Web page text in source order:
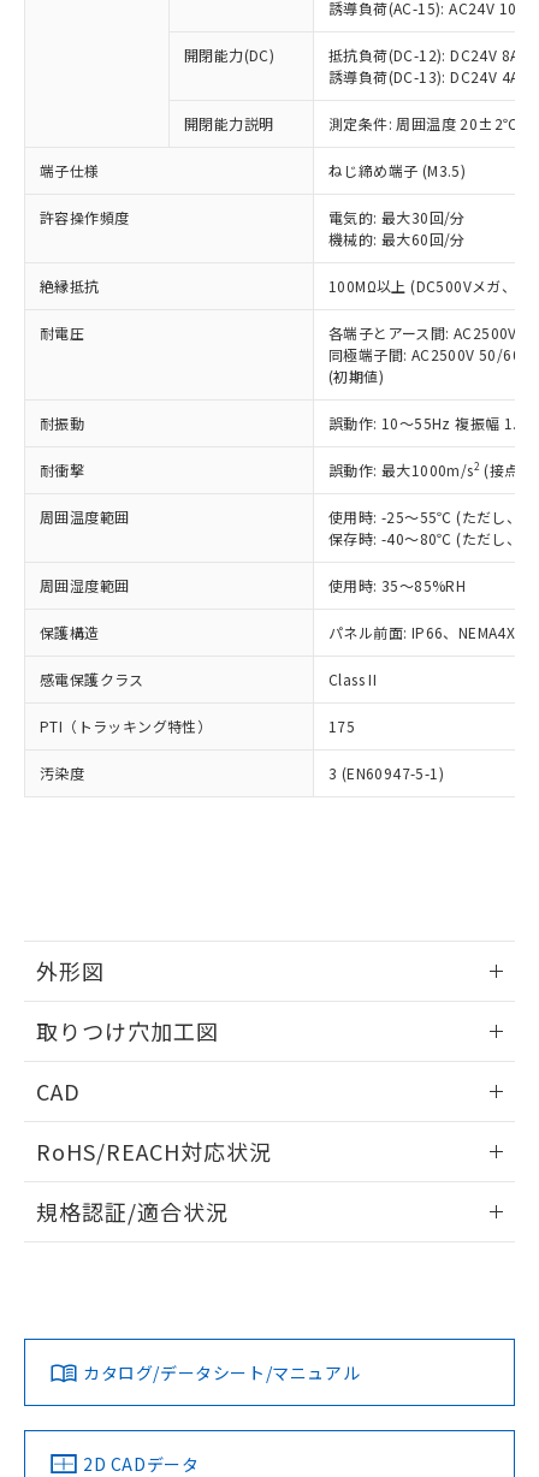
誘導負荷(AC-15): AC24V
開閉能力(DC)
抵抗負荷(DC-12): DC24V 8A/
誘導負荷(DC-13): DC24V 4A/
開閉能力説明 測定条件: 周囲温度 20±2℃、
端子仕様 ねじ締め端子 (M3.5)
許容操作頻度
電気的: 最大30回/分
機械的: 最大60回/分
絶縁抵抗 100MΩ以上 (DC500Vメガ、点
耐電圧
各端子とアース間: AC2500V
同極端子間: AC2500V 50/
(初期値)
耐振動 誤動作: 10～55Hz 複振幅
耐衝撃 誤動作: 最大1000m/s2 (接点
周囲温度範囲
使用時: -25～55℃ (ただし、氷
保存時: -40～80℃ (ただし、氷
周囲湿度範囲 使用時: 35～85%RH
保護構造 パネル前面: IP66、NEMA4X,
感電保護クラス Class II
PTI（トラッキング特性） 175
汚染度 3 (EN60947-5-1)
外形図
取りつけ穴加工図
CAD
ドすることができます。
ログイン/会員登録
ダウンロードデータをご利用いただく前に、以下を必ずお読
みください。
ソフトウェアの使用条件
RoHS/REACH対応状況
EU RoHS 注意事項・凡例
対応済み
中国 RoHS 注意事項・凡例
規格認証/適合状況
LR型式承認
（イギリス
船舶規格）
DNV型式承認
（ノルウェー
BV型式承認
（フランス
KR型式
（韓国
カタログ/データシート/マニュアル
2D CADデータ
本サービスの対象外となる商品もある
在庫状況および標準価格照会結果は、
記載している更新日時点での社内デー
タに基づき作成されるものであり、閲
覧された時点での実際の在庫および標
準価格とは異なる場合があることをご
正式な納期状況および標準価格はお客
様のお取引先、またはお客様担当のオ
ムロン制御機器販売店・当社販売員に
販売ネットワーク
」をご確認
在庫状況および標準価格結果を当社の
事前の承諾なく第三者に漏洩または開
示しないようお願いします。
マイパーツ機能（部品リスト作成サー
ビス）をご利用いただくには、I-Web
メンバーズにご登録されている必要が
登録された部品リストについて、当社
および当社の共同利用者が、当社の製
品・サービスに関するお客様との取
引・商談に必要な範囲で利用すること
※当社の共同利用者とは、"個人情報
の「1.共同利
用者の範囲」に記載されている法人を
指します。
いたものが、含有品と判明した場合などや
むを得ず変更することがあります。
鉛(Pb) 1000ppm以下、 水銀(Hg) 1000ppm以下、 カド
類(PBB) 1000ppm以下、ポリ臭化ジフェニルエーテル類
(PBDE) 1000ppm以下、フタル酸ビス(2-エチルヘキシ
ル) (DEHP)(別名：DOP) 1000ppm以下、フタル酸ブチ
ルベンジル（BBP） 1000ppm以下、フタル酸ジブチル
（DBP） 1000ppm以下、フタル酸ジイソブチル
但し、RoHS指令で産業用監視および制御機器に対する
図的な使用がないことを確認しています。
部品在庫の切り替え状況などにより、予定
月が前後することがあります。
※3 非含有証明書ダウンロード
下記の非含有証明書をダウンロードするこ
EU RoHS指令（10物質）の非含有証明書
51物質の非含有証明書（当社基準）
※本証明書は発行日時点で非含有を証明す
るもので、過去に遡って非含有を証明する
既に当社にて対応品への在庫切替を完了
していることから、特段のことがない限
基準値を超えていることを示します。
「－」：未確認です。当社販売部門へお問
*中国RoHS10物質の基準値 (GB/T26572)：
Pb(鉛) :1000ppm、 Hg(水銀) : 1000ppm、 Cd(カドミウ
ム) : 100ppm、
Cr(Ⅵ)(六価クロム) : 1000ppm、 PBBs(ポリ臭化ビフェ
ニル類) : 1000ppm、 PBDEs(ポリ臭化ジフェニルエーテ
ル類) : 1000ppm、
DBP(フタル酸ジブチル) : 1000ppm、 DIBP(フタル酸ジ
イソブチル) : 1000ppm、 BBP(フタル酸ブチルベンジ
DEHP(フタル酸ビス(2-エチルヘキシル)) : 1000ppm
準値以下であることを示します。
「10」：通常の使用状況下において有害物
質が外部に漏えいし、環境に深刻な影響を
及ぼさない年数を意味します。
「－」：未確認です。当社販売部門へお問
当社は、これら貴社製品のうち、外国
為替および外国貿易法に定める商品
（以下｢規制貨物等」という）を輸出
国政府の輸出許可(または役務取引許
可)を取得するなどの必要な手続きを
当社は規制貨物を破棄する場合は、完
全に破砕するなど、違法に輸出されな
いよう必要な手段を講じます。
当社は貴社製品を、核兵器、ミサイ
ル、化学兵器、生物兵器またはその他
武器並びにこれらの製造装置等に一切
当社は、貴社製品を第三者に販売する
場合は、上記1、2および3の内容を当
該第三者に通知します。また当社は、
販売先および販売に係わる関係者が違
法に輸出するおそれがある場合は、取
り引きをいたしません。
説明
一定数以上の在庫あり
一定数には満たないが在庫あり
在庫なし(最新の在庫状況につ
いては、お客様のお取引先、ま
たはお客様担当のオムロン制御
機器販売店・当社販売員にご確
受注生産機種、また在庫状況の
情報を公開していない機種